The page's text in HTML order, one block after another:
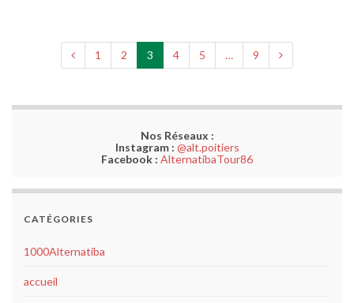
1 2 3 4 5 … 9
Nos Réseaux :
Instagram : @alt.poitiers
Facebook : AlternatibaTour86
CATÉGORIES
1000Alternatiba
accueil